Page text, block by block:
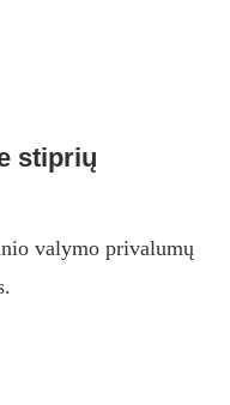
stiprių
valymo privalumų